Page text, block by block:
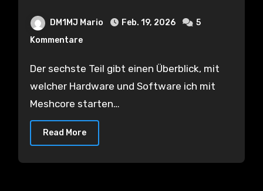
Einstellungen für den Start
DM1MJ Mario Feb. 19, 2026
5
Kommentare
Der sechste Teil gibt einen Überblick, mit
welcher Hardware und Software ich mit
Meshcore starten…
Read More